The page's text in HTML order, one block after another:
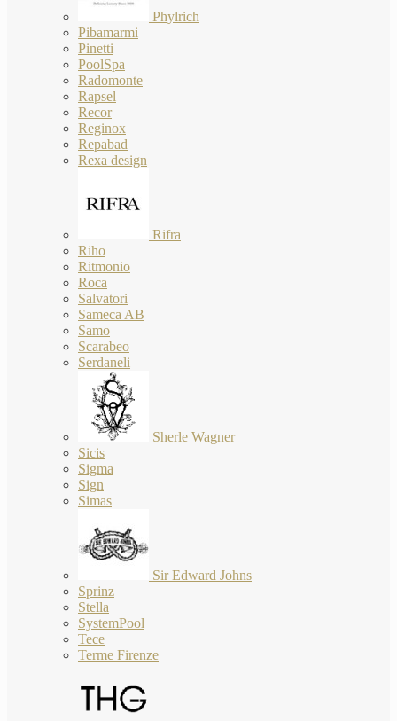
Phylrich
Pibamarmi
Pinetti
PoolSpa
Radomonte
Rapsel
Recor
Reginox
Repabad
Rexa design
Rifra
Riho
Ritmonio
Roca
Salvatori
Sameca AB
Samo
Scarabeo
Serdaneli
Sherle Wagner
Sicis
Sigma
Sign
Simas
Sir Edward Johns
Sprinz
Stella
SystemPool
Tece
Terme Firenze